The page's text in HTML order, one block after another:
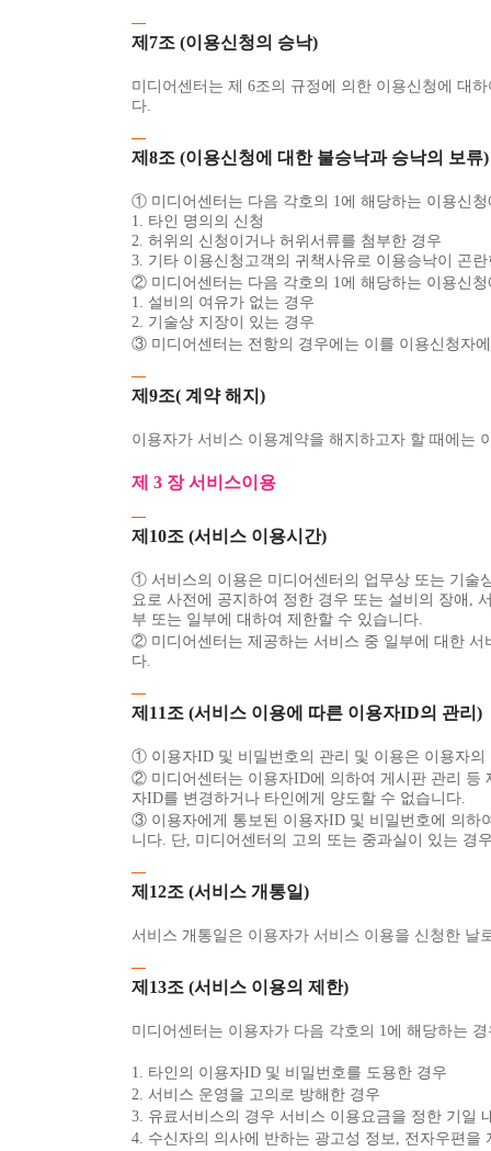
제7조 (이용신청의 승낙)
미디어센터는 제 6조의 규정에 의한 이용신청에 대
다.
제8조 (이용신청에 대한 불승낙과 승낙의 보류)
① 미디어센터는 다음 각호의 1에 해당하는 이용신
1. 타인 명의의 신청
2. 허위의 신청이거나 허위서류를 첨부한 경우
3. 기타 이용신청고객의 귀책사유로 이용승낙이 곤
② 미디어센터는 다음 각호의 1에 해당하는 이용신
1. 설비의 여유가 없는 경우
2. 기술상 지장이 있는 경우
③ 미디어센터는 전항의 경우에는 이를 이용신청자
제9조( 계약 해지)
이용자가 서비스 이용계약을 해지하고자 할 때에는
제 3 장 서비스이용
제10조 (서비스 이용시간)
① 서비스의 이용은 미디어센터의 업무상 또는 기술
요로 사전에 공지하여 정한 경우 또는 설비의 장애,
부 또는 일부에 대하여 제한할 수 있습니다.
② 미디어센터는 제공하는 서비스 중 일부에 대한 서
다.
제11조 (서비스 이용에 따른 이용자ID의 관리)
① 이용자ID 및 비밀번호의 관리 및 이용은 이용자의
② 미디어센터는 이용자ID에 의하여 게시판 관리 등
자ID를 변경하거나 타인에게 양도할 수 없습니다.
③ 이용자에게 통보된 이용자ID 및 비밀번호에 의하
니다. 단, 미디어센터의 고의 또는 중과실이 있는 경
제12조 (서비스 개통일)
서비스 개통일은 이용자가 서비스 이용을 신청한
제13조 (서비스 이용의 제한)
미디어센터는 이용자가 다음 각호의 1에 해당하는
1. 타인의 이용자ID 및 비밀번호를 도용한 경우
2. 서비스 운영을 고의로 방해한 경우
3. 유료서비스의 경우 서비스 이용요금을 정한 기일
4. 수신자의 의사에 반하는 광고성 정보, 전자우편을